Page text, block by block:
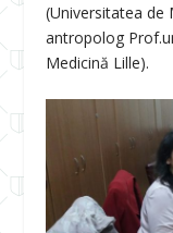
(Universitatea de
antropolog
Medicină Lille).